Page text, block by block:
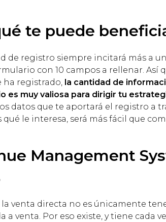
te puede
de registro siempre incitará más a
con 10 campos a rellenar. Así
ha registrado, la cantidad de
es muy valiosa para dirigir tu
datos que te aportará el registro a
qué le interesa, será más fácil que
Management
venta directa no es únicamente
a venta. Por eso existe, y tiene cada